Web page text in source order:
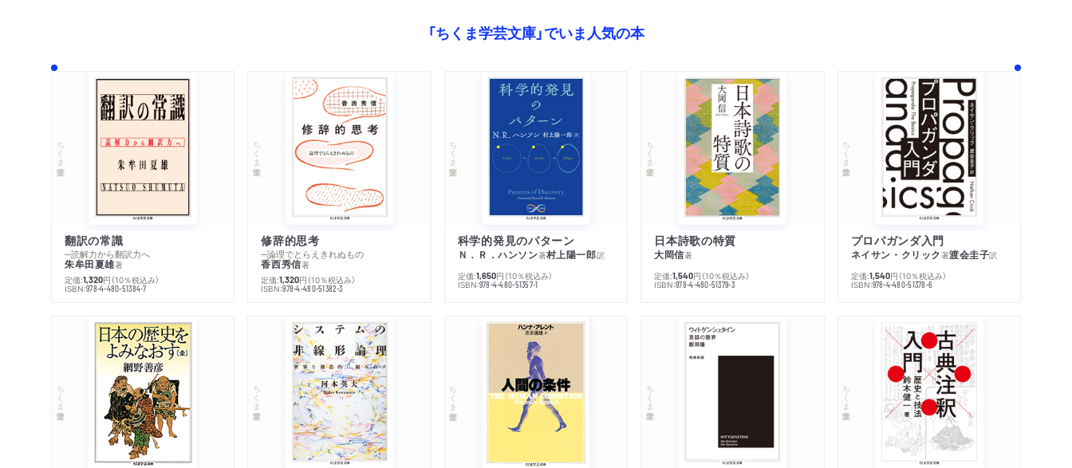
「ちくま学芸文庫」でいま人気の本
ちくま学芸文庫
翻訳の常識
─読解力から翻訳力へ
朱牟田夏雄著
定価:1,320円 （10％税込み）
ISBN:978-4-480-51384-7
ちくま学芸文庫
修辞的思考
─論理でとらえきれぬもの
香西秀信著
定価:1,320円 （10％税込み）
ISBN:978-4-480-51382-3
ちくま学芸文庫
科学的発見のパターン
Ｎ．Ｒ．ハンソン著村上陽一郎訳
定価:1,650円 （10％税込み）
ISBN:978-4-480-51357-1
ちくま学芸文庫
日本詩歌の特質
大岡信著
定価:1,540円 （10％税込み）
ISBN:978-4-480-51379-3
ちくま学芸文庫
プロパガンダ入門
ネイサン・クリック著渡会圭子訳
定価:1,540円 （10％税込み）
ISBN:978-4-480-51378-6
ちくま学芸文庫 ちくま学芸文庫 ちくま学芸文庫 ちくま学芸文庫 ちくま学芸文庫